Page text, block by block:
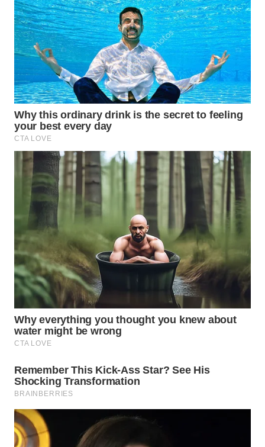
WN
NATUNA
WN
BINTAN
WN
MANDALIKA
WN
LIKUPANG
WN
LABUANBAJO
WN
BORNEO
Wahana
Media
Group
WAHANA
NEWS
WAHANA
TANI
WAHANA
ADVOKAT